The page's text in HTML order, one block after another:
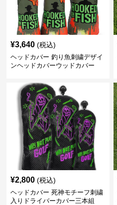
¥3,640 (税込)
ヘッドカバー 釣り魚刺繍デザイ
ンヘッドカバーウッドカバー
¥2,800 (税込)
ヘッドカバー 死神モチーフ刺繍
入りドライバーカバー三本組